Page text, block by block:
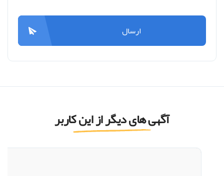
ارسال
آگهی های دیگر از این کاربر